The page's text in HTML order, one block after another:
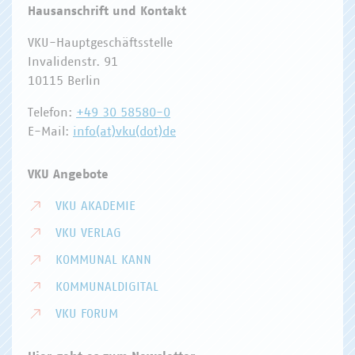
Hausanschrift und Kontakt
VKU-Hauptgeschäftsstelle
Invalidenstr. 91
10115 Berlin
Telefon: +49 30 58580-0
E-Mail: info(at)vku(dot)de
VKU Angebote
VKU AKADEMIE
VKU VERLAG
KOMMUNAL KANN
KOMMUNALDIGITAL
VKU FORUM